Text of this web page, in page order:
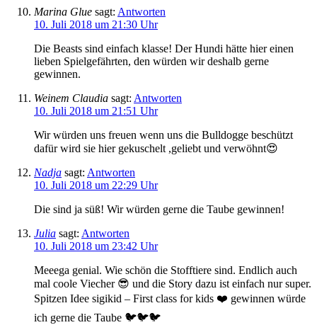
Marina Glue sagt: Antworten
10. Juli 2018 um 21:30 Uhr
Die Beasts sind einfach klasse! Der Hundi hätte hier einen
lieben Spielgefährten, den würden wir deshalb gerne
gewinnen.
Weinem Claudia sagt: Antworten
10. Juli 2018 um 21:51 Uhr
Wir würden uns freuen wenn uns die Bulldogge beschützt
dafür wird sie hier gekuschelt ,geliebt und verwöhnt😍
Nadja sagt: Antworten
10. Juli 2018 um 22:29 Uhr
Die sind ja süß! Wir würden gerne die Taube gewinnen!
Julia sagt: Antworten
10. Juli 2018 um 23:42 Uhr
Meeega genial. Wie schön die Stofftiere sind. Endlich auch
mal coole Viecher 😎 und die Story dazu ist einfach nur super.
Spitzen Idee sigikid – First class for kids ❤️ gewinnen würde
ich gerne die Taube 🐦🐦🐦